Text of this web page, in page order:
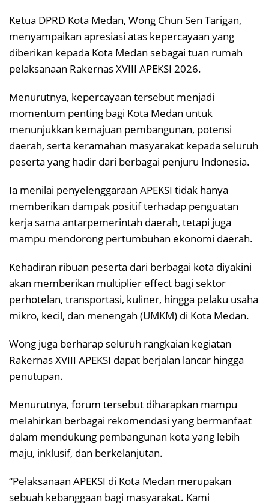
Ketua DPRD Kota Medan, Wong Chun Sen Tarigan,
menyampaikan apresiasi atas kepercayaan yang
diberikan kepada Kota Medan sebagai tuan rumah
pelaksanaan Rakernas XVIII APEKSI 2026.
Menurutnya, kepercayaan tersebut menjadi
momentum penting bagi Kota Medan untuk
menunjukkan kemajuan pembangunan, potensi
daerah, serta keramahan masyarakat kepada seluruh
peserta yang hadir dari berbagai penjuru Indonesia.
Ia menilai penyelenggaraan APEKSI tidak hanya
memberikan dampak positif terhadap penguatan
kerja sama antarpemerintah daerah, tetapi juga
mampu mendorong pertumbuhan ekonomi daerah.
Kehadiran ribuan peserta dari berbagai kota diyakini
akan memberikan multiplier effect bagi sektor
perhotelan, transportasi, kuliner, hingga pelaku usaha
mikro, kecil, dan menengah (UMKM) di Kota Medan.
Wong juga berharap seluruh rangkaian kegiatan
Rakernas XVIII APEKSI dapat berjalan lancar hingga
penutupan.
Menurutnya, forum tersebut diharapkan mampu
melahirkan berbagai rekomendasi yang bermanfaat
dalam mendukung pembangunan kota yang lebih
maju, inklusif, dan berkelanjutan.
“Pelaksanaan APEKSI di Kota Medan merupakan
sebuah kebanggaan bagi masyarakat. Kami